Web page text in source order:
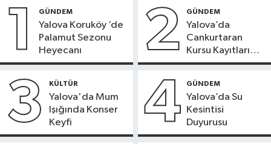
1 GÜNDEM
Yalova Koruköy ’de
Palamut Sezonu
Heyecanı
2 GÜNDEM
Yalova’da
Cankurtaran
Kursu Kayıtları
Başladı
3 KÜLTÜR
Yalova'da Mum
Işığında Konser
Keyfi
4 GÜNDEM
Yalova’da Su
Kesintisi
Duyurusu